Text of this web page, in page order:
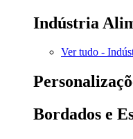
Indústria
Ver tudo -
Bordados e